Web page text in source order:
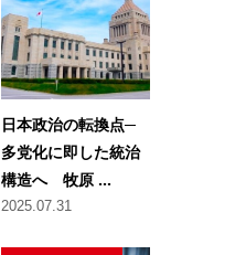
日本政治の転換点─
多党化に即した統治
構造へ 牧原 ...
2025.07.31